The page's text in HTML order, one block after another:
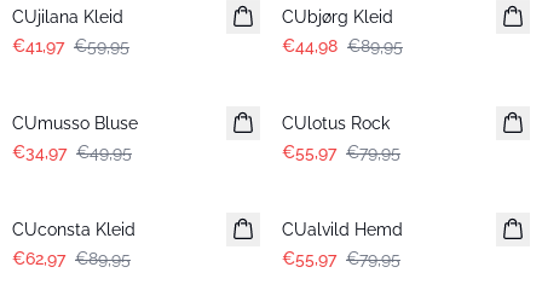
CUjilana Kleid
€41,97 €59,95
CUbjørg Kleid
€44,98 €89,95
CUmusso Bluse
€34,97 €49,95
CUlotus Rock
€55,97 €79,95
CUconsta Kleid
€62,97 €89,95
CUalvild Hemd
€55,97 €79,95